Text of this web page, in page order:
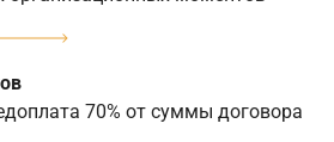
70% от суммы договора